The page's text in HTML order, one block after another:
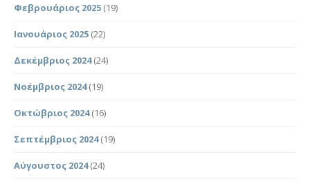
Φεβρουάριος 2025 (19)
Ιανουάριος 2025 (22)
Δεκέμβριος 2024(24)
Νοέμβριος 2024(19)
Οκτώβριος 2024(16)
Σεπτέμβριος 2024(19)
Αύγουστος 2024(24)